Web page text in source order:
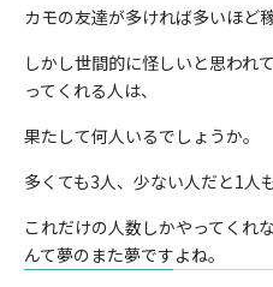
カモの友達が多ければ多いほど
しかし世間的に怪しいと思われ
ってくれる人は、
果たして何人いるでしょうか。
多くても3人、少ない人だと1人
これだけの人数しかやってくれ
んて夢のまた夢ですよね。